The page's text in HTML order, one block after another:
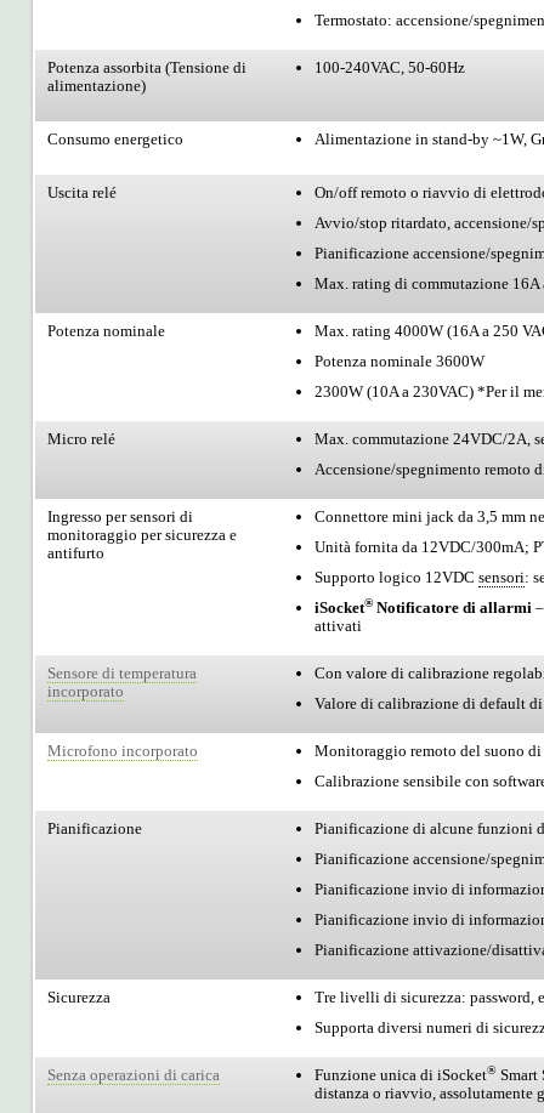
Termostato: accensione/
Potenza assorbita (Tensione di
alimentazione)
100-240VAC, 50-60Hz
Consumo energetico Alimentazione in stand-by ~1W,
Uscita relé
On/off remoto o riavvio di
Avvio/stop ritardato, accensione/
Pianificazione accensione/
Max. rating di commutazione
Potenza nominale
Max. rating 4000W (16A a 250
Potenza nominale 3600W
2300W (10A a 230VAC) *Per il
Micro relé
Max. commutazione 24VDC/2A,
Accensione/spegnimento remoto
Ingresso per sensori di
monitoraggio per sicurezza e
antifurto
Connettore mini jack da 3,5 mm
Unità fornita da 12VDC/300mA;
Supporto logico 12VDC sensori:
iSocket®Notificatore di allarmi
attivati
Sensore di temperatura
incorporato
Con valore di calibrazione
Valore di calibrazione di default
Microfono incorporato
Monitoraggio remoto del suono di
Calibrazione sensibile con
Pianificazione
Pianificazione di alcune funzioni
Pianificazione accensione/
Pianificazione invio di
Pianificazione invio di
Pianificazione attivazione/
Sicurezza
Tre livelli di sicurezza:
Supporta diversi numeri di
Senza operazioni di carica Funzione unica di iSocket® Smart
distanza o riavvio, assolutamente